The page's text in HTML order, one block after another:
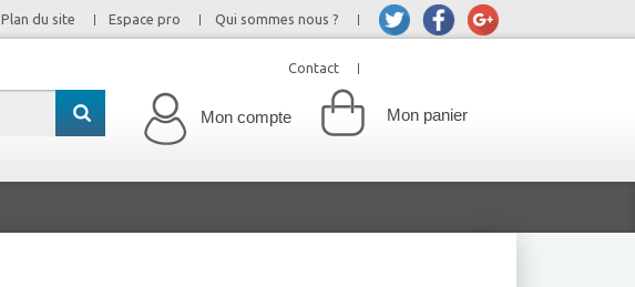
Plan du site Espace pro Qui sommes nous ?
Contact
Mon panier
Mon compte